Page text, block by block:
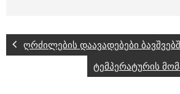
ღრძილების დაავადებები
ტემპერატურის